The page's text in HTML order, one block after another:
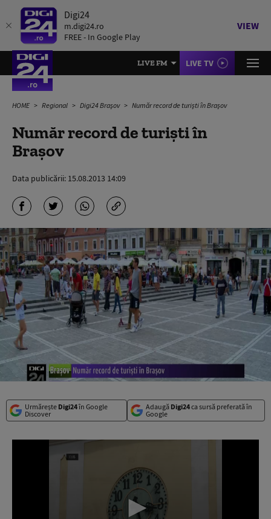
Digi24
m.digi24.ro
FREE - In Google Play
VIEW
LIVE FM LIVE TV
HOME Regional Digi24 Brașov Număr record de turişti în Braşov
Număr record de turişti în
Braşov
Data publicării: 15.08.2013 14:09
Urmărește Digi24în Google
Discover
Adaugă Digi24ca sursă preferată în
Google